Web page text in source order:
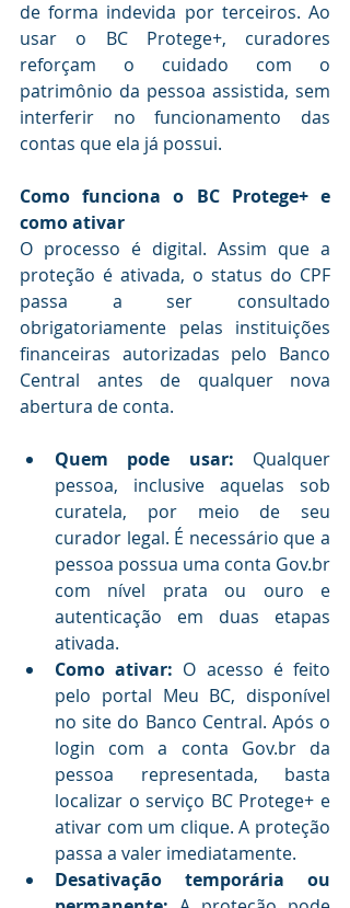
de forma indevida por terceiros. Ao
usar o BC Protege+, curadores
reforçam o cuidado com o
patrimônio da pessoa assistida, sem
interferir no funcionamento das
contas que ela já possui.
Como funciona o BC Protege+ e
como ativar
O processo é digital. Assim que a
proteção é ativada, o status do CPF
passa a ser consultado
obrigatoriamente pelas instituições
financeiras autorizadas pelo Banco
Central antes de qualquer nova
abertura de conta.
Quem pode usar: Qualquer
pessoa, inclusive aquelas sob
curatela, por meio de seu
curador legal. É necessário que a
pessoa possua uma conta Gov.br
com nível prata ou ouro e
autenticação em duas etapas
ativada.
Como ativar: O acesso é feito
pelo portal Meu BC, disponível
no site do Banco Central. Após o
login com a conta Gov.br da
pessoa representada, basta
localizar o serviço BC Protege+ e
ativar com um clique. A proteção
passa a valer imediatamente.
Desativação temporária ou